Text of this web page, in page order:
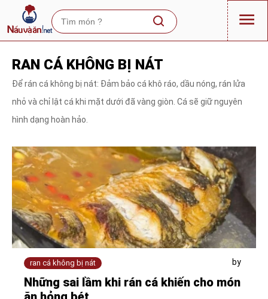
RAN CÁ KHÔNG BỊ NÁT
Để rán cá không bị nát: Đảm bảo cá khô ráo, dầu nóng, rán lửa
nhỏ và chỉ lật cá khi mặt dưới đã vàng giòn. Cá sẽ giữ nguyên
hình dạng hoàn hảo.
ran cá không bị nát by
Những sai lầm khi rán cá khiến cho món